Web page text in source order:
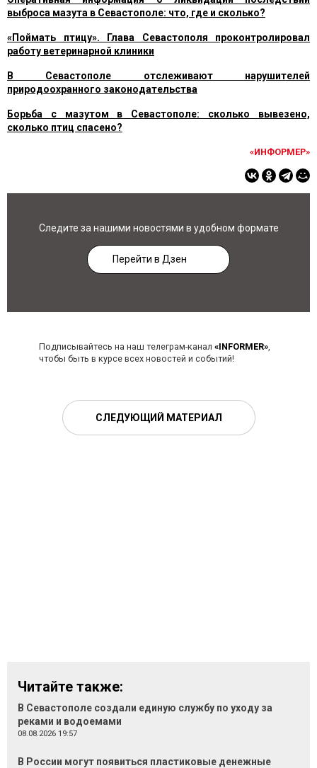
выброса мазута в Севастополе: что, где и сколько?
«Поймать птицу». Глава Севастополя проконтролировал
работу ветеринарной клиники
В Севастополе отслеживают нарушителей
природоохранного законодательства
Борьба с мазутом в Севастополе: сколько вывезено,
сколько птиц спасено?
«ИНФОРМЕР»
Следите за нашими новостями в удобном формате
Перейти в Дзен
Подписывайтесь на наш телеграм-канал «INFORMER»,
чтобы быть в курсе всех новостей и событий!
СЛЕДУЮЩИЙ МАТЕРИАЛ
Читайте также:
В Севастополе создали единую службу по уходу за
реками и водоемами
08.08.2026 19:57
В России могут появиться пластиковые денежные